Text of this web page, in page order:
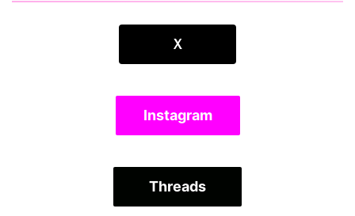
Ｘ
Instagram
Threads